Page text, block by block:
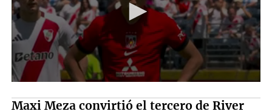
Maxi Meza convirtió el tercero de River